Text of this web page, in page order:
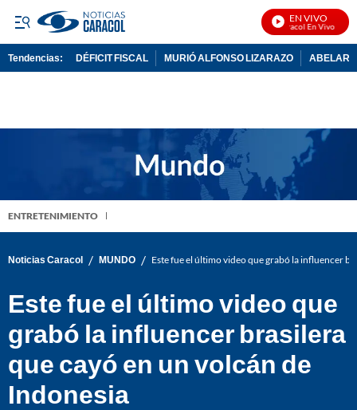
EN VIVO
Noticias Caracol En Vivo
Tendencias: DÉFICIT FISCAL MURIÓ ALFONSO LIZARAZO
ENTRETENIMIENTO
Noticias Caracol / MUNDO / Este fue el último video que grabó la influencer
Este fue el último video que
grabó la influencer brasilera
que cayó en un volcán de
Indonesia